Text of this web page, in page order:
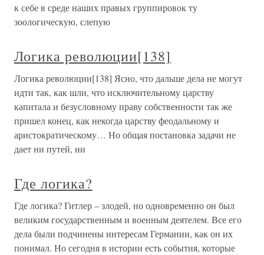
к себе в среде наших правых группировок ту
зоологическую, слепую
Логика революции[138]
Логика революции[138] Ясно, что дальше дела не могут
идти так, как шли, что исключительному царству
капитала и безусловному праву собственности так же
пришел конец, как некогда царству феодальному и
аристократическому… Но общая постановка задачи не
дает ни путей, ни
Где логика?
Где логика? Гитлер – злодей, но одновременно он был
великим государственным и военным деятелем. Все его
дела были подчинены интересам Германии, как он их
понимал. Но сегодня в истории есть события, которые